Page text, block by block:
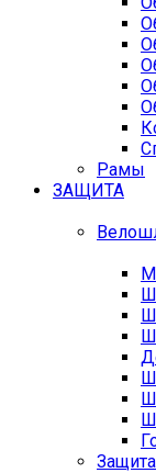
Рамы
ЗАЩИТА